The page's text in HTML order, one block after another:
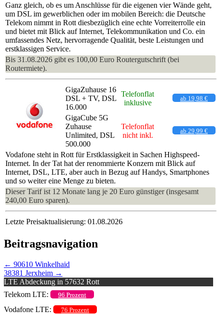
Ganz gleich, ob es um Anschlüsse für die eigenen vier Wände geht,
um DSL im gewerblichen oder im mobilen Bereich: die Deutsche
Telekom nimmt in Rott diesbezüglich eine echte Vorreiterrolle ein
und bietet mit Blick auf Internet, Telekommunikation und Co. ein
umfassendes Netz, hervorragende Qualität, beste Leistungen und
erstklassigen Service.
Bis 31.08.2026 gibt es 100,00 Euro Routergutschrift (bei
Routermiete).
GigaZuhause 16
DSL + TV, DSL
16.000
Telefonflat
inklusive
ab 19,98 €
GigaCube 5G
Zuhause
Unlimited, DSL
500.000
Telefonflat
nicht inkl.
ab 29,99 €
Vodafone steht in Rott für Erstklassigkeit in Sachen Highspeed-
Internet. In der Tat hat der renommierte Konzern mit Blick auf
Internet, DSL, LTE, aber auch in Bezug auf Handys, Smartphones
und so weiter eine Menge zu bieten.
Dieser Tarif ist 12 Monate lang je 20 Euro günstiger (insgesamt
240,00 Euro sparen).
Letzte Preisaktualisierung: 01.08.2026
Beitragsnavigation
← 90610 Winkelhaid
38381 Jerxheim →
LTE Abdeckung in 57632 Rott
Telekom LTE:
96 Prozent
Vodafone LTE: 76 Prozent